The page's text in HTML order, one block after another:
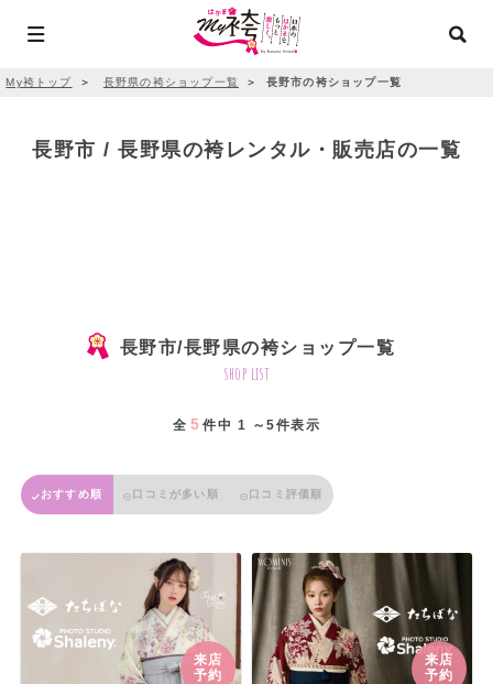
My袴トップ ＞ 長野県の袴ショップ一覧 ＞ 長野市の袴ショップ一覧
長野市 / 長野県の袴レンタル・販売店の一覧
長野市/長野県の袴ショップ一覧
shop list
全 5 件中 1 ～5件表示
おすすめ順 口コミが多い順 口コミ評価順
来店
予約
来店
予約